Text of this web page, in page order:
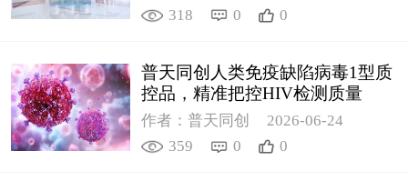
318
0 0
普天同创人类免疫缺陷病毒1型质
控品，精准把控HIV检测质量
作者：普天同创
2026-06-24
359
0 0